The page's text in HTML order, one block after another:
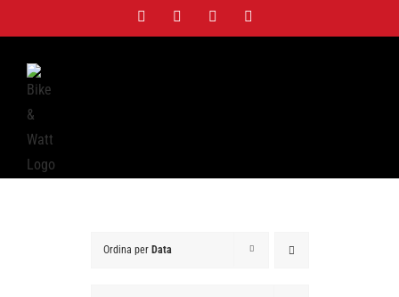
al
contenuto
FacebookTwitter Instagram
Ordina per Data